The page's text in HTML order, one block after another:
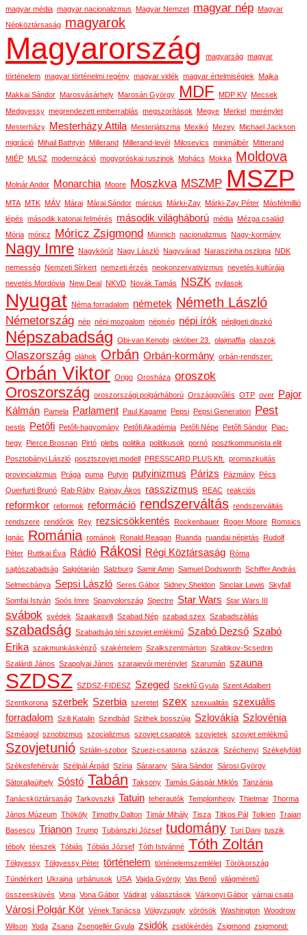
magyar média magyar nacionalizmus Magyar Nemzet magyar nép Magyar
Népköztársaság magyarok
Magyarország magyarság magyar
történelem magyar történelmi regény magyar vidék magyar értelmiségiek Majka
Makkai Sándor Marosvásárhely Marosán György MDF MDP KV Mecsek
Medgyessy megrendezett emberrablás megszorítások Megye Merkel merénylet
Mesterházy
Mesterházy Attila Mesterjátszma Mexikó Mezey Michael Jackson
migráció Mihail Bathtyin Millerand Millerand-levél Milosevics minimálbér Mitterand
MIÉP MLSZ modernizáció mogyoróskai ruszinok Mohács Mokka Moldova
Molnár Andor Monarchia Moore Moszkva MSZMP MSZP
MTA MTK MÁV Márai Márai Sándor március Márki-Zay Márki-Zay Péter Másfélmillió
lépés második katonai felmérés második világháború média Mézga család
Mória móricz Móricz Zsigmond Münnich nacionalizmus Nagy-kormány
Nagy Imre Nagykörút Nagy László Nagyvárad Naraszinha oszlopa NDK
nemesség Nemzeti Sírkert nemzeti érzés neokonzervativizmus nevetés kultúrája
nevetés Mordóvia New Deal NKVD Novák Tamás NSZK nyilasok
Nyugat Néma forradalom németek Németh László
Németország nép népi mozgalom népiség népi írók népligeti diszkó
Népszabadság Obi-van Kenobi október 23. olajmaffia olaszok
Olaszország oláhok Orbán Orbán-kormány orbán-rendszer:
Orbán Viktor Origo Orosháza oroszok
Oroszország oroszországi polgárháború Országgyűlés OTP over
Pajor
Kálmán Pamela Parlament Paul Kagame Pepsi Pepsi Generation Pest
pestis Petőfi Petőfi-hagyomány Petőfi Akadémia Petőfi Népe Petőfi Sándor Piac-
hegy Pierce Brosnan Pirtó plebs politika politikusok pornó posztkommunista elit
Posztobányi László posztszovjet modell PRESSCARD PLUS Kft.
promiszkuitás
provincializmus Prága puma Putyin putyinizmus Párizs Pázmány Pécs
Querfurti Brunó Rab Ráby Rajnay Ákos rasszizmus REAC reakciós
reformkor reformok reformáció rendszerváltás rendszerváltás
rendszere rendőrök Rey rezsicsökkentés Rockenbauer Roger Moore Romsics
Ignác
Románia románok Ronald Reagan Ruanda ruandai népirtás Rudolf
Péter Ruttkai Éva Rádió Rákosi Régi Köztársaság Róma
sajtószabadság Salgótarján Salzburg Samir Amin Samuel Dodsworth Schiffer András
Selmecbánya Sepsi László Seres Gábor Sidney Sheldon Sinclair Lewis Skyfall
Somfai István Soós Imre Spanyolország Spectre Star Wars Star Wars III
svábok svédek Szaakasvili Szabad Nép szabad szex Szabadszállás
szabadság Szabadság téri szovjet emlékmű Szabó Dezső Szabó
Erika szakmunkásképző szakértelem Szalkszentmárton Szaltikov-Scsedrin
Szalárdi János Szapolyai János szarajevói merénylet Szarumán szauna
SZDSZ SZDSZ-FIDESZ Szeged Szekfű Gyula Szent Adalbert
Szentkorona szerbek Szerbia szeretet szex szexualitás szexuális
forradalom Szili Katalin Szindbád Szithek bosszúja Szlovákia Szlovénia
Szméagol sznobizmus szocializmus szovjet csapatok szovjetek szovjet emlékmű
Szovjetunió Sztálin-szobor Szuezi-csatorna szászok Széchenyi Székelyföld
Székesfehérvár Szélpál Árpád Szíria Sárarany Sára Sándor Sárosi György
Sátoraljaújhely Sóstó Tabán Taksony Tamás Gáspár Miklós Tanzánia
Tanácsköztársaság Tarkovszkij Tatuin teherautók Templomhegy Thietmar Thorma
János Múzeum Thököly Timothy Dalton Timár Mihály Tisza Titkos Pál Tolkien Traian
Basescu Trianon Trump Tubánszki József tudomány Turi Dani tuszik
téboly téeszek Tóbiás Tóbiás József Tóth Istvánné Tóth Zoltán
Tölgyessy Tölgyessy Péter történelem történelemszemlélet Törökország
Tündérkert Ukrajna urbánusok USA Vajda György Vas Benő világméretű
összeesküvés Vona Vona Gábor Vádirat választások Várkonyi Gábor várnai csata
Városi Polgár Kör Vének Tanácsa Völgyzugoly vörösök Washington Woodrow
Wilson Yoda Zsana Zsengellér Gyula zsidók zsidókérdés Zsigmond zsigmond: